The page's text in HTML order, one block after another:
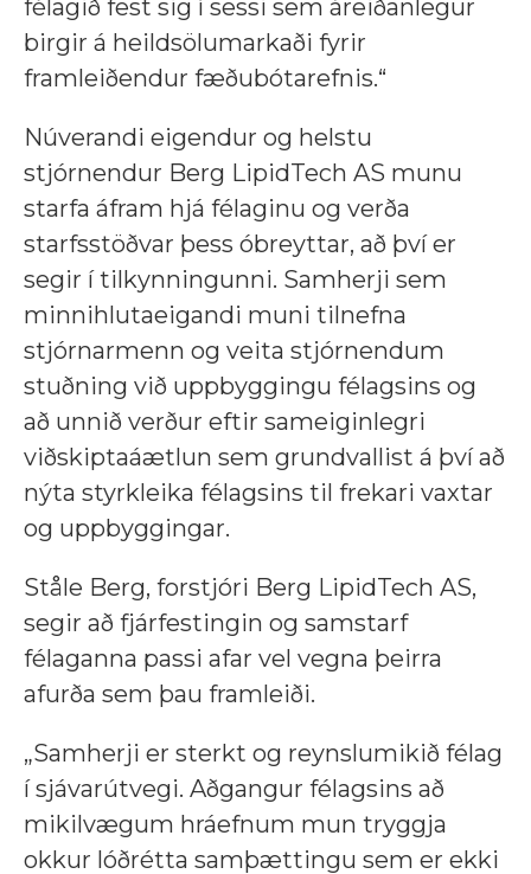
félagið fest sig í sessi sem áreiðanlegur
birgir á heildsölumarkaði fyrir
framleiðendur fæðubótarefnis.“
Núverandi eigendur og helstu
stjórnendur Berg LipidTech AS munu
starfa áfram hjá félaginu og verða
starfsstöðvar þess óbreyttar, að því er
segir í tilkynningunni. Samherji sem
minnihlutaeigandi muni tilnefna
stjórnarmenn og veita stjórnendum
stuðning við uppbyggingu félagsins og
að unnið verður eftir sameiginlegri
viðskiptaáætlun sem grundvallist á því að
nýta styrkleika félagsins til frekari vaxtar
og uppbyggingar.
Ståle Berg, forstjóri Berg LipidTech AS,
segir að fjárfestingin og samstarf
félaganna passi afar vel vegna þeirra
afurða sem þau framleiði.
„Samherji er sterkt og reynslumikið félag
í sjávarútvegi. Aðgangur félagsins að
mikilvægum hráefnum mun tryggja
okkur lóðrétta samþættingu sem er ekki